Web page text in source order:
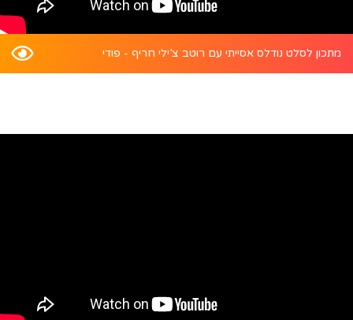
מתכון לסלט נודלס אסייתי עם רוטב צ’ילי חריף - פודי